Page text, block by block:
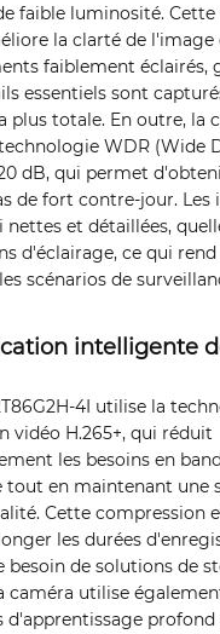
faible luminosité.
la clarté de l'image
faiblement éclairés,
essentiels sont
plus totale. En outre, la
WDR (Wide
dB, qui permet
de fort contre-jour. Les
nettes et détaillées,
d'éclairage, ce qui
scénarios de
intelligente
4I utilise la
vidéo H.265+, qui réduit
les besoins en
tout en maintenant une
Cette compression
les durées
besoin de solutions de
caméra utilise
profond